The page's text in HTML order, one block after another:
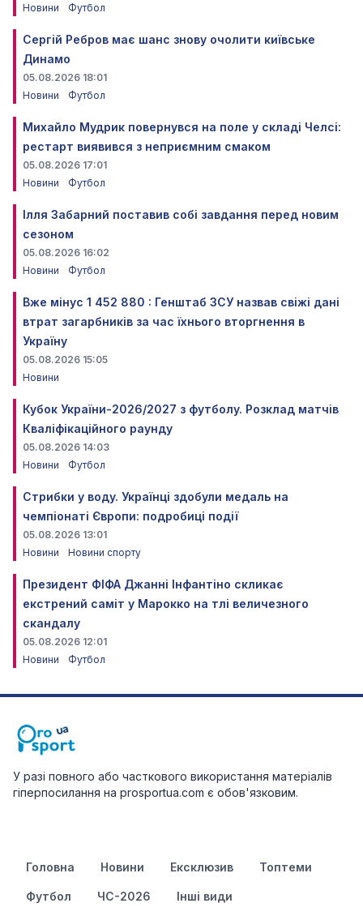
Новини
Футбол
Сергій Ребров має шанс знову очолити київське
Динамо
05.08.2026 18:01
Новини
Футбол
Михайло Мудрик повернувся на поле у складі Челсі:
рестарт виявився з неприємним смаком
05.08.2026 17:01
Новини
Футбол
Ілля Забарний поставив собі завдання перед новим
сезоном
05.08.2026 16:02
Новини
Футбол
Вже мінус 1 452 880 : Генштаб ЗСУ назвав свіжі дані
втрат загарбників за час їхнього вторгнення в
Україну
05.08.2026 15:05
Новини
Кубок України-2026/2027 з футболу. Розклад матчів
Кваліфікаційного раунду
05.08.2026 14:03
Новини
Футбол
Стрибки у воду. Українці здобули медаль на
чемпіонаті Європи: подробиці події
05.08.2026 13:01
Новини
Новини спорту
Президент ФІФА Джанні Інфантіно скликає
екстрений саміт у Марокко на тлі величезного
скандалу
05.08.2026 12:01
Новини
Футбол
У разі повного або часткового використання матеріалів
гіперпосилання на prosportua.com є обов'язковим.
Головна Новини Ексклюзив Топтеми
Футбол ЧС-2026 Інші види